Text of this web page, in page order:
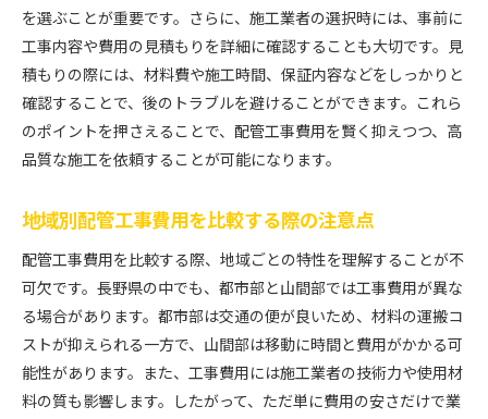
を選ぶことが重要です。さらに、施工業者の選択時には、事前に
工事内容や費用の見積もりを詳細に確認することも大切です。見
積もりの際には、材料費や施工時間、保証内容などをしっかりと
確認することで、後のトラブルを避けることができます。これら
のポイントを押さえることで、配管工事費用を賢く抑えつつ、高
品質な施工を依頼することが可能になります。
地域別配管工事費用を比較する際の注意点
配管工事費用を比較する際、地域ごとの特性を理解することが不
可欠です。長野県の中でも、都市部と山間部では工事費用が異な
る場合があります。都市部は交通の便が良いため、材料の運搬コ
ストが抑えられる一方で、山間部は移動に時間と費用がかかる可
能性があります。また、工事費用には施工業者の技術力や使用材
料の質も影響します。したがって、ただ単に費用の安さだけで業